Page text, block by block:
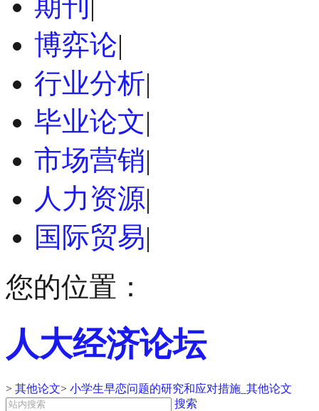
期刊 |
博弈论|
行业分析|
毕业论文|
市场营销|
人力资源|
国际贸易|
您的位置：
人大经济论坛
> 其他论文> 小学生早恋问题的研究和应对措施_其他论文
搜索